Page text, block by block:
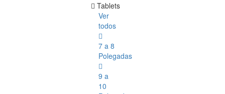
Tablets
Ver
todos
7 a 8
Polegadas
9 a
10